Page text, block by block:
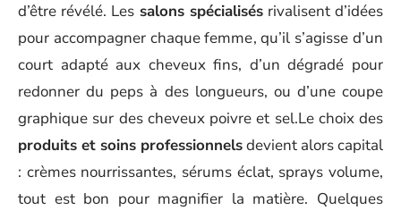
d’être révélé. Les salons spécialisésrivalisent d’idées
pour accompagner chaque femme, qu’il s’agisse d’un
court adapté aux cheveux fins, d’un dégradé pour
redonner du peps à des longueurs, ou d’une coupe
graphique sur des cheveux poivre et sel.Le choix des
produits et soins professionnelsdevient alors capital
: crèmes nourrissantes, sérums éclat, sprays volume,
tout est bon pour magnifier la matière. Quelques